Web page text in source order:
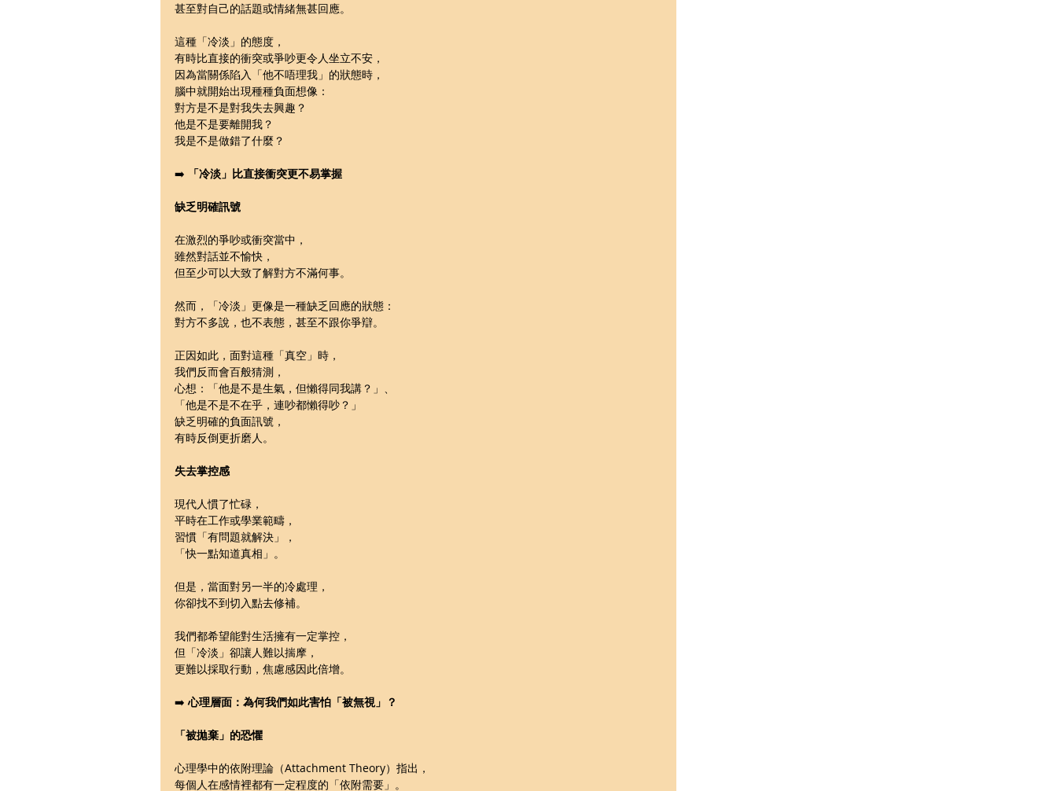
甚至對自己的話題或情緒無甚回應。
這種「冷淡」的態度，
有時比直接的衝突或爭吵更令人坐立不安，
因為當關係陷入「他不唔理我」的狀態時，
腦中就開始出現種種負面想像：
對方是不是對我失去興趣？
他是不是要離開我？
我是不是做錯了什麼？
➡️ 「冷淡」比直接衝突更不易掌握
缺乏明確訊號
在激烈的爭吵或衝突當中，
雖然對話並不愉快，
但至少可以大致了解對方不滿何事。
然而，「冷淡」更像是一種缺乏回應的狀態：
對方不多說，也不表態，甚至不跟你爭辯。
正因如此，面對這種「真空」時，
我們反而會百般猜測，
心想：「他是不是生氣，但懶得同我講？」、
「他是不是不在乎，連吵都懶得吵？」
缺乏明確的負面訊號，
有時反倒更折磨人。
失去掌控感
現代人慣了忙碌，
平時在工作或學業範疇，
習慣「有問題就解決」，
「快一點知道真相」。
但是，當面對另一半的冷處理，
你卻找不到切入點去修補。
我們都希望能對生活擁有一定掌控，
但「冷淡」卻讓人難以揣摩，
更難以採取行動，焦慮感因此倍增。
➡️ 心理層面：為何我們如此害怕「被無視」？
「被拋棄」的恐懼
心理學中的依附理論（Attachment Theory）指出，
每個人在感情裡都有一定程度的「依附需要」。